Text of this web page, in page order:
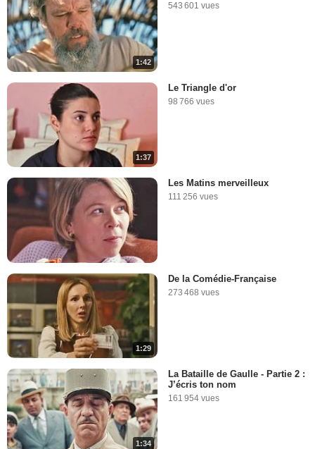
1:42
543 601 vues
1:37
Le Triangle d'or
98 766 vues
Les Matins merveilleux
111 256 vues
1:29
De la Comédie-Française
273 468 vues
1:34
La Bataille de Gaulle - Partie 2 :
J’écris ton nom
161 954 vues